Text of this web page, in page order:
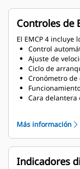
Controles de
El EMCP 4 incluye
Control
Ajuste de
Ciclo de
Cronómetro
Cara delantera
o de un único
fuente de
Más información
Indicadores